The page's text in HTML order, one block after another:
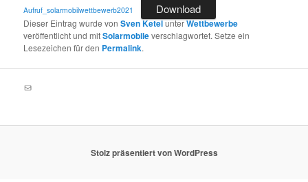
Aufruf_solarmobilwettbewerb2021 Download
Dieser Eintrag wurde vonSven KetelunterWettbewerbe
veröffentlicht und mitSolarmobileverschlagwortet. Setze ein
Lesezeichen für den Permalink.
E-Mail
Stolz präsentiert von WordPress